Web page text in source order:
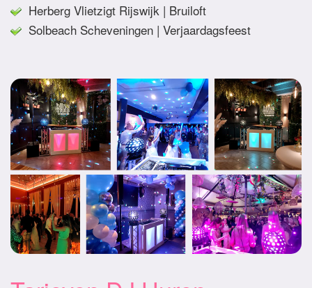
Herberg Vlietzigt Rijswijk | Bruiloft
Solbeach Scheveningen | Verjaardagsfeest